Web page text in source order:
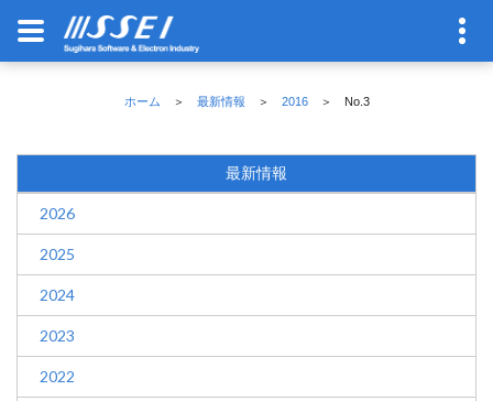
ホーム ＞ 最新情報 ＞ 2016＞ No.3
最新情報
2026
2025
2024
2023
2022